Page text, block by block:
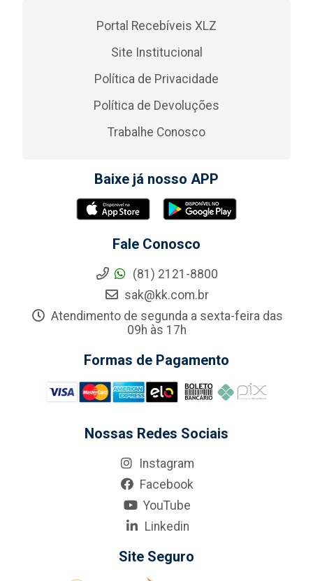
Portal Recebíveis XLZ
Site Institucional
Política de Privacidade
Política de Devoluções
Trabalhe Conosco
Baixe já nosso APP
Fale Conosco
(81) 2121-8800
sak@kk.com.br
Atendimento de segunda a sexta-feira das
09h às 17h
Formas de Pagamento
Nossas Redes Sociais
Instagram
Facebook
YouTube
Linkedin
Site Seguro